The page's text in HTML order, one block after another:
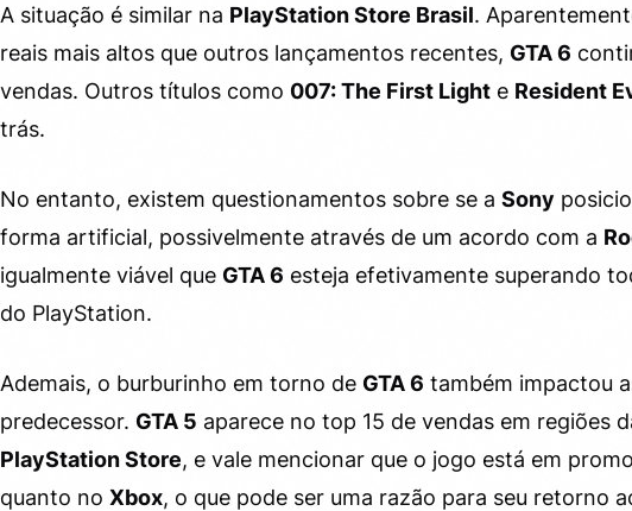
A situação é similar na PlayStation Store Brasil.
reais mais altos que outros lançamentos recentes, GTA 6
vendas. Outros títulos como 007: The First Light e Resident
trás.
No entanto, existem questionamentos sobre se a Sony
forma artificial, possivelmente através de um acordo com a
igualmente viável que GTA 6 esteja efetivamente superando
do PlayStation.
Ademais, o burburinho em torno de GTA 6 também impactou
predecessor. GTA 5 aparece no top 15 de vendas em regiões
PlayStation Store, e vale mencionar que o jogo está em
quanto no Xbox, o que pode ser uma razão para seu retorno